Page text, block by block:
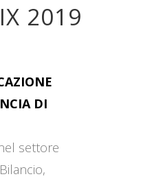
2019
DI
settore